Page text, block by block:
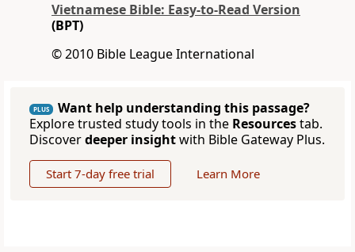
Vietnamese Bible: Easy-to-Read Version
(BPT)
© 2010 Bible League International
PLUS
Want help understanding this passage?
Explore trusted study tools in the Resourcestab.
Discoverdeeper insightwith Bible Gateway Plus.
Start 7-day free trial Learn More